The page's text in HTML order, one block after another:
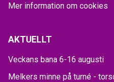
Mer information om cookies
AKTUELLT
Veckans bana 6-16 augusti
Melkers minne på turné -